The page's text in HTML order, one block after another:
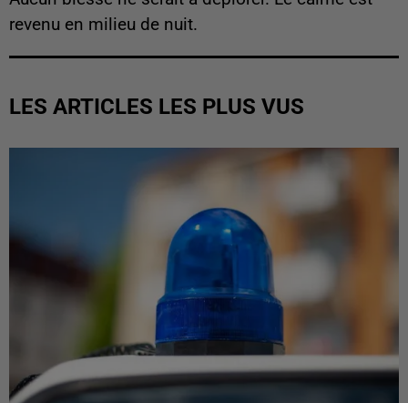
revenu en milieu de nuit.
LES ARTICLES LES PLUS VUS